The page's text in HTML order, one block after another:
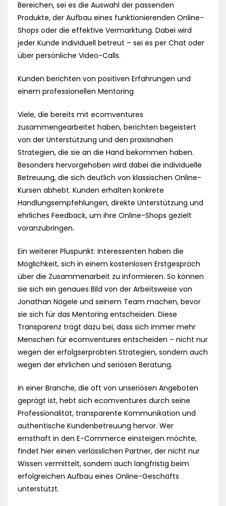
Bereichen, sei es die Auswahl der passenden
Produkte, der Aufbau eines funktionierenden Online-
Shops oder die effektive Vermarktung. Dabei wird
jeder Kunde individuell betreut – sei es per Chat oder
über persönliche Video-Calls.
Kunden berichten von positiven Erfahrungen und
einem professionellen Mentoring
Viele, die bereits mit ecomventures
zusammengearbeitet haben, berichten begeistert
von der Unterstützung und den praxisnahen
Strategien, die sie an die Hand bekommen haben.
Besonders hervorgehoben wird dabei die individuelle
Betreuung, die sich deutlich von klassischen Online-
Kursen abhebt. Kunden erhalten konkrete
Handlungsempfehlungen, direkte Unterstützung und
ehrliches Feedback, um ihre Online-Shops gezielt
voranzubringen.
Ein weiterer Pluspunkt: Interessenten haben die
Möglichkeit, sich in einem kostenlosen Erstgespräch
über die Zusammenarbeit zu informieren. So können
sie sich ein genaues Bild von der Arbeitsweise von
Jonathan Nägele und seinem Team machen, bevor
sie sich für das Mentoring entscheiden. Diese
Transparenz trägt dazu bei, dass sich immer mehr
Menschen für ecomventures entscheiden – nicht nur
wegen der erfolgserprobten Strategien, sondern auch
wegen der ehrlichen und seriösen Beratung.
In einer Branche, die oft von unseriösen Angeboten
geprägt ist, hebt sich ecomventures durch seine
Professionalität, transparente Kommunikation und
authentische Kundenbetreuung hervor. Wer
ernsthaft in den E-Commerce einsteigen möchte,
findet hier einen verlässlichen Partner, der nicht nur
Wissen vermittelt, sondern auch langfristig beim
erfolgreichen Aufbau eines Online-Geschäfts
unterstützt.